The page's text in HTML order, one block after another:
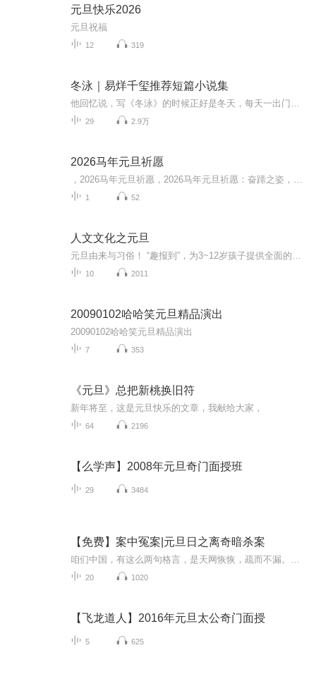
元旦快乐2026
元旦祝福
12 319
冬泳｜易烊千玺推荐短篇小说集
29 2.9万
2026马年元旦祈愿
1 52
人文文化之元旦
10 2011
20090102哈哈笑元旦精品演出
20090102哈哈笑元旦精品演出
7 353
《元旦》总把新桃换旧符
新年将至，这是元旦快乐的文章，我献给大家，
64 2196
【么学声】2008年元旦奇门面授班
29 3484
【免费】案中冤案|元旦日之离奇暗杀案
20 1020
【飞龙道人】2016年元旦太公奇门面授
5 625